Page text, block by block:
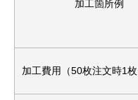
加工箇所例
加工費用（50枚注文時1枚